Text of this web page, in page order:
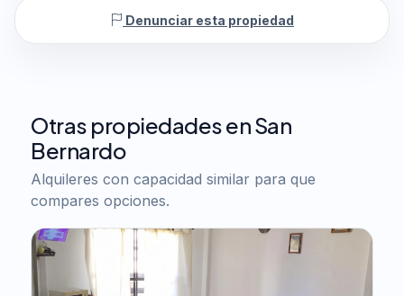
Denunciar esta propiedad
Otras propiedades en San
Bernardo
Alquileres con capacidad similar para que
compares opciones.